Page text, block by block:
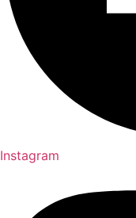
Instagram